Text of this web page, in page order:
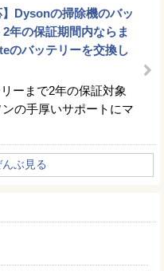
】Dysonの掃除機のバッ
年の保証期間内ならま
のバッテリーを交換し
ーまで2年の保証対象
の手厚いサポートにマ
ぶ見る